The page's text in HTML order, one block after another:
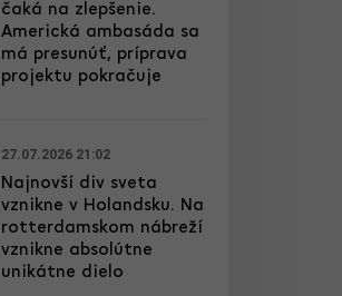
čaká na zlepšenie.
Americká ambasáda sa
má presunúť, príprava
projektu pokračuje
27.07.2026 21:02
Najnovší div sveta
vznikne v Holandsku. Na
rotterdamskom nábreží
vznikne absolútne
unikátne dielo